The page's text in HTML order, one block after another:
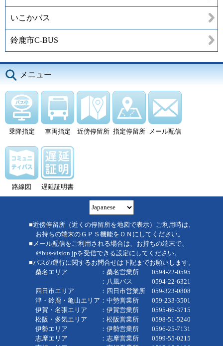
いこかバス
鈴鹿市C-BUS
メニュー
乗降指定 車両指定 近傍停留所 指定停留所 メール配信
路線図 遅延証明書
■近傍停留所（近くの停留所を地図で表示）ご利用時は、
お持ちの端末のＧＰＳ機能をＯＮにしてください。
■メール配信をご利用される場合は、お持ちの端末で、
＠bus-vision.jpを受信できる設定にしてください。
■バスの運行に関するお問合せは下記までお願いします。
桑名エリア ：桑名営業所 0594-22-0595
：八風バス 0594-22-6321
四日市エリア ：四日市営業所 059-323-0808
津・鈴鹿・亀山エリア：中勢営業所 059-233-3501
伊賀・名張エリア ：伊賀営業所 0595-66-3715
松阪・多気エリア ：松阪営業所 0598-51-5240
伊勢エリア ：伊勢営業所 0596-25-7131
志摩エリア ：志摩営業所 0599-55-0215